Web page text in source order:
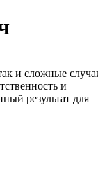
и сложные
и
результат для